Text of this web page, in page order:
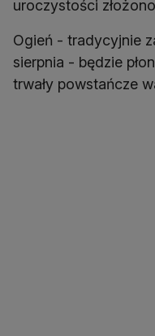
uroczystości
Ogień - tradycyjnie
sierpnia - będzie
trwały powstańcze